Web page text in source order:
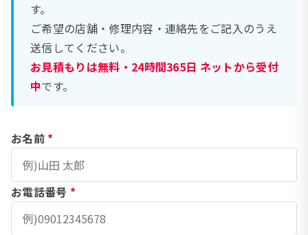
す。
ご希望の店舗・修理内容・連絡先をご記入のうえ
送信してください。
お見積もりは無料・24時間365日 ネットから受付
中です。
お名前 *
お電話番号 *